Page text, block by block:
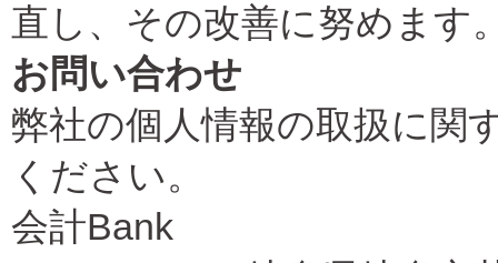
直し、その改善に努めます
お問い合わせ
弊社の個人情報の取扱に関
ください。
会計Bank